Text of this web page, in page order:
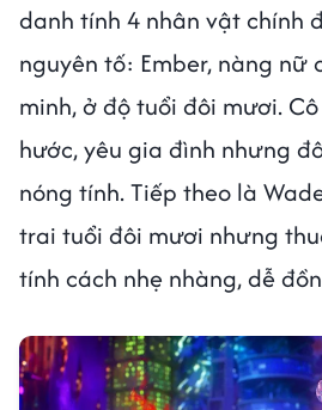
danh tính 4 nhân vật chính
nguyên tố: Ember, nàng nữ
minh, ở độ tuổi đôi mươi.
hước, yêu gia đình nhưng
nóng tính. Tiếp theo là
trai tuổi đôi mươi nhưng
tính cách nhẹ nhàng, dễ